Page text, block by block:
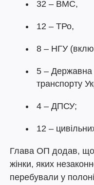
32 – ВМС,
12 – ТРо,
8 – НГУ
5 – Державна
транспорту
4 – ДПСУ;
12 –
Глава ОП додав, що
жінки, яких
перебували у